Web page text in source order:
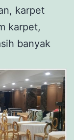
karpet
karpet,
banyak